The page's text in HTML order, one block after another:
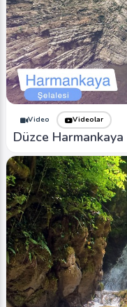
Video Videolar
Düzce